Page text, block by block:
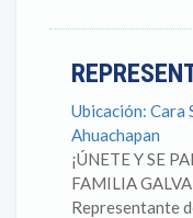
Ubicación: Cara
Ahuachapan
¡ÚNETE Y SE
FAMILIA
Representante